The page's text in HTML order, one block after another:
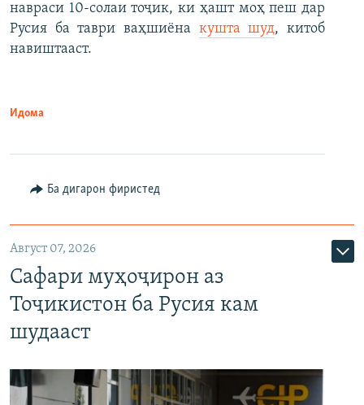
навраси 10-солаи тоҷик, ки ҳашт моҳ пеш дар
Русия ба таври ваҳшиёна кушта шуд, китоб
навиштааст.
Идома
Ба дигарон фиристед
Август 07, 2026
Сафари муҳоҷирон аз
Тоҷикистон ба Русия кам
шудааст